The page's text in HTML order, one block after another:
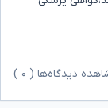
دیدگاه‌ها ( ۰